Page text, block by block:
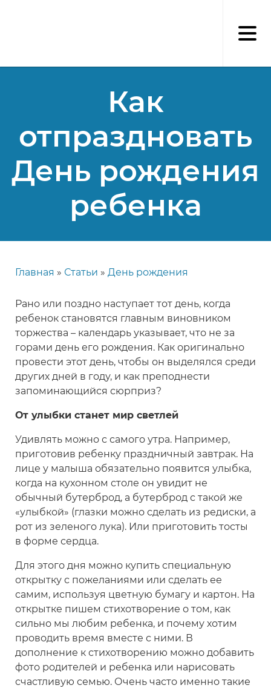
Как
отпраздновать
День рождения
ребенка
навигации
Главная Статьи День рождения
Рано или поздно наступает тот день, когда
ребенок становятся главным виновником
торжества – календарь указывает, что не за
горами день его рождения. Как оригинально
провести этот день, чтобы он выделялся среди
других дней в году, и как преподнести
запоминающийся сюрприз?
От улыбки станет мир светлей
Удивлять можно с самого утра. Например,
приготовив ребенку праздничный завтрак. На
лице у малыша обязательно появится улыбка,
когда на кухонном столе он увидит не
обычный бутерброд, а бутерброд с такой же
«улыбкой» (глазки можно сделать из редиски, а
рот из зеленого лука). Или приготовить тосты
в форме сердца.
Для этого дня можно купить специальную
открытку с пожеланиями или сделать ее
самим, используя цветную бумагу и картон. На
открытке пишем стихотворение о том, как
сильно мы любим ребенка, и почему хотим
проводить время вместе с ними. В
дополнение к стихотворению можно добавить
фото родителей и ребенка или нарисовать
счастливую семью. Очень часто именно такие